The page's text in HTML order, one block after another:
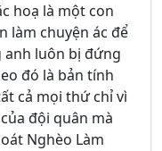
hoạ là một con
làm chuyện ác để
luôn bị đứng
đó là bản tính
cả mọi thứ chỉ vì
đội quân mà
Nghèo Làm